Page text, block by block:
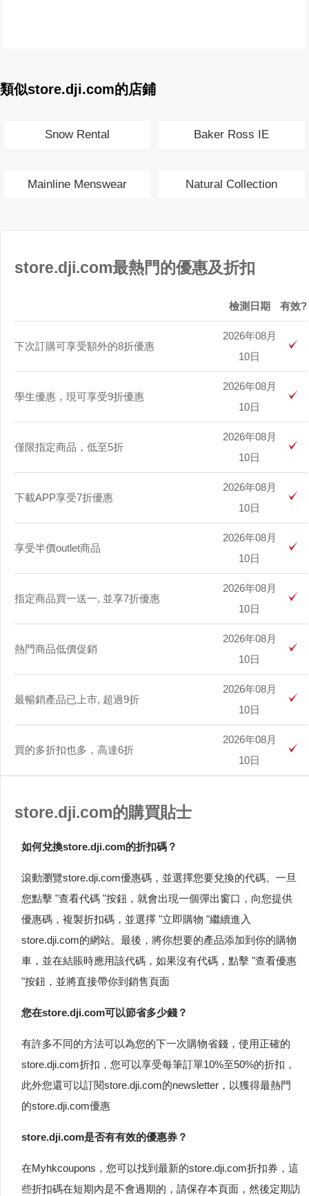
類似store.dji.com的店鋪
Snow Rental Baker Ross IE
Mainline Menswear Natural Collection
store.dji.com最熱門的優惠及折扣
檢測日期 有效?
下次訂購可享受額外的8折優惠
2026年08月
10日
學生優惠，現可享受9折優惠
2026年08月
10日
僅限指定商品，低至5折
2026年08月
10日
下載APP享受7折優惠
2026年08月
10日
享受半價outlet商品
2026年08月
10日
指定商品買一送一, 並享7折優惠
2026年08月
10日
熱門商品低價促銷
2026年08月
10日
最暢銷產品已上市, 超過9折
2026年08月
10日
買的多折扣也多，高達6折
2026年08月
10日
store.dji.com的購買貼士
如何兌換store.dji.com的折扣碼？
滾動瀏覽store.dji.com優惠碼，並選擇您要兌換的代碼。一旦
您點擊 "查看代碼 "按鈕，就會出現一個彈出窗口，向您提供
優惠碼，複製折扣碼，並選擇 "立即購物 "繼續進入
store.dji.com的網站。最後，將你想要的產品添加到你的購物
車，並在結賬時應用該代碼，如果沒有代碼，點擊 "查看優惠
"按鈕，並將直接帶你到銷售頁面
您在store.dji.com可以節省多少錢？
有許多不同的方法可以為您的下一次購物省錢，使用正確的
store.dji.com折扣，您可以享受每筆訂單10%至50%的折扣，
此外您還可以訂閱store.dji.com的newsletter，以獲得最熱門
的store.dji.com優惠
store.dji.com是否有有效的優惠券？
在Myhkcoupons，您可以找到最新的store.dji.com折扣券，這
些折扣碼在短期內是不會過期的，請保存本頁面，然後定期訪